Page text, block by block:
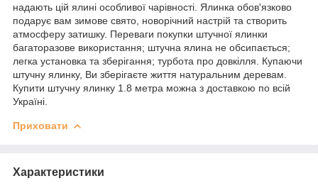
надають цій ялині особливої чарівності. Ялинка обов'язково
подарує вам зимове свято, новорічний настрій та створить
атмосферу затишку. Переваги покупки штучної ялинки
багаторазове використання; штучна ялина не обсипається;
легка установка та зберігання; турбота про довкілля. Купаючи
штучну ялинку, Ви зберігаєте життя натуральним деревам.
Купити штучну ялинку 1.8 метра можна з доставкою по всій
Україні.
Приховати
Характеристики